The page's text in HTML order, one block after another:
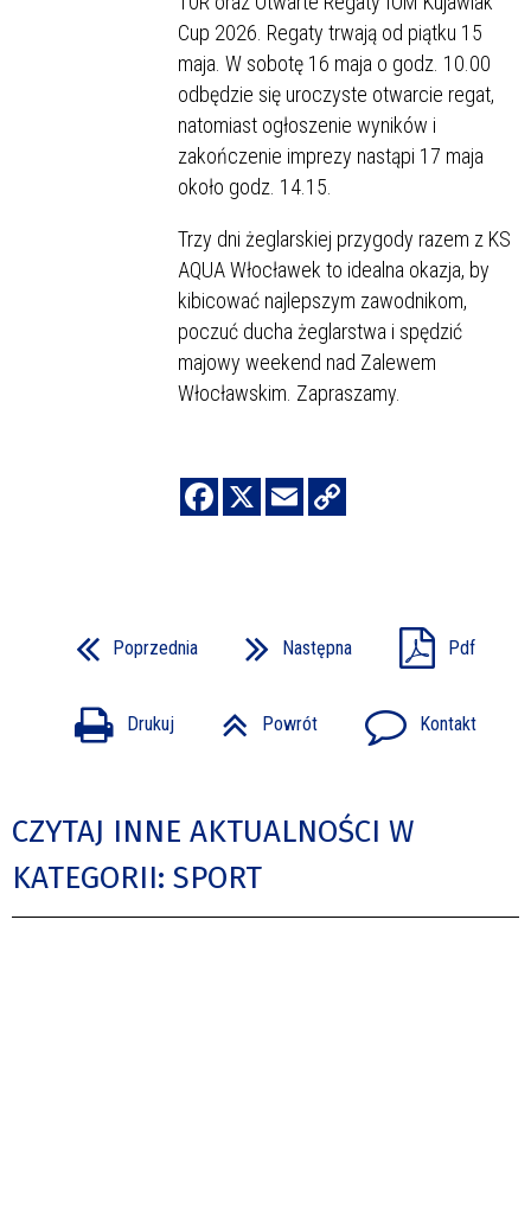
Cup 2026. Regaty trwają od piątku 15
maja. W sobotę 16 maja o godz. 10.00
odbędzie się uroczyste otwarcie regat,
natomiast ogłoszenie wyników i
zakończenie imprezy nastąpi 17 maja
około godz. 14.15.
Trzy dni żeglarskiej przygody razem z KS
AQUA Włocławek to idealna okazja, by
kibicować najlepszym zawodnikom,
poczuć ducha żeglarstwa i spędzić
majowy weekend nad Zalewem
Włocławskim. Zapraszamy.
Poprzednia Następna Pdf
Drukuj Powrót Kontakt
CZYTAJ INNE AKTUALNOŚCI W
KATEGORII: SPORT